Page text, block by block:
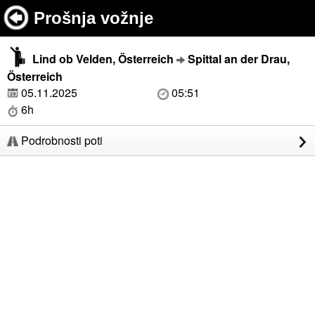
Prošnja vožnje
Lind ob Velden, Österreich
Spittal an der Drau,
Österreich
05.11.2025
05:51
6h
Podrobnosti poti